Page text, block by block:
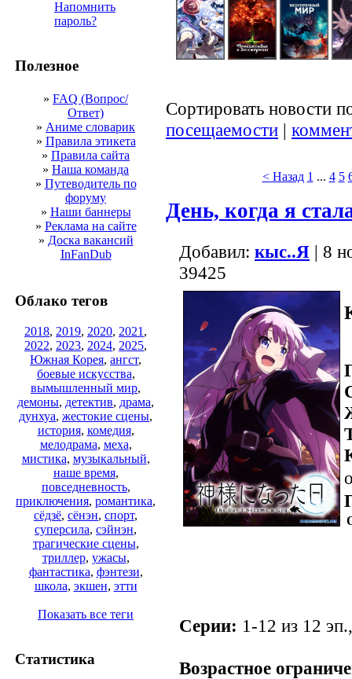
Напомнить
пароль?
Полезное
» FAQ (Вопрос/
Ответ)
» Аниме словарик
» Правила этикета
» Правила сайта
» Наша команда
» Путеводитель по
форуму
» Наши баннеры
» Реклама на сайте
» Доска вакансий
InFanDub
Облако тегов
2018, 2019, 2020, 2021 ,
2022, 2023, 2024, 2025,
Южная Корея, ангст,
боевые искусства,
вымышленный мир,
демоны, детектив, драма,
дунхуа, жестокие сцены,
история, комедия,
мелодрама, меха,
мистика, музыкальный,
наше время,
повседневность,
приключения, романтика,
сёдзё, сёнэн, спорт,
суперсила, сэйнэн,
трагические сцены,
триллер, ужасы,
фантастика, фэнтези,
школа, экшен, этти
Показать все теги
Статистика
Сортировать новости
посещаемости |
< Назад 1 ... 4 5
День, когда я
Добавил: кыс..Я | 8
39425
Серии: 1-12 из 12
Возрастное